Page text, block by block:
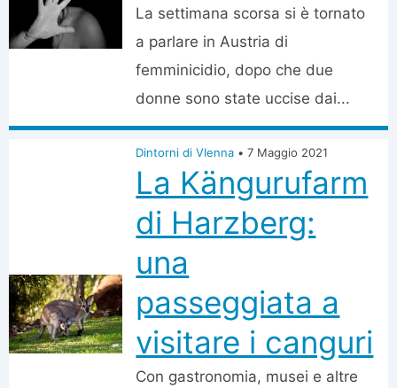
La settimana scorsa si è tornato
a parlare in Austria di
femminicidio, dopo che due
donne sono state uccise dai...
Dintorni di VIenna • 7 Maggio 2021
La Kängurufarm
di Harzberg:
una
passeggiata a
visitare i canguri
Con gastronomia, musei e altre